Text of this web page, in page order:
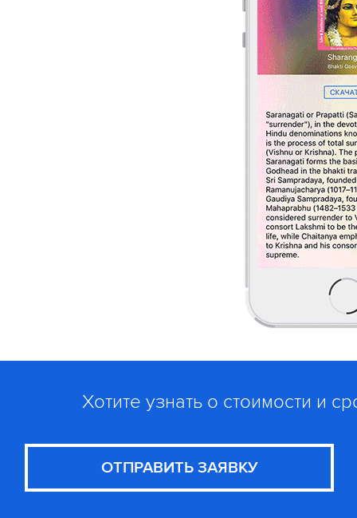
Хотите узнать о стоимости и
ОТПРАВИТЬ ЗАЯВКУ